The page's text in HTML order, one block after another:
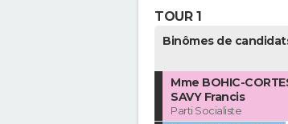
TOUR 1
Binômes de
Mme BOHIC-
SAVY Francis
Parti Socialiste